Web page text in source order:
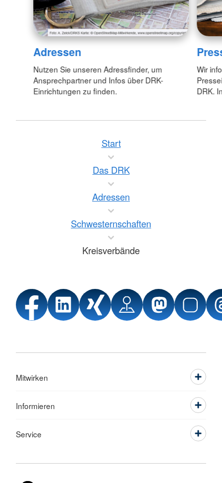
Adressen
Nutzen Sie unseren Adressfinder, um
Ansprechpartner und Infos über DRK-
Einrichtungen zu finden.
Wir
DRK.
Start
Das DRK
Adressen
Schwesternschaften
Kreisverbände
Mitwirken
Informieren
Service
Sprache wechseln zu